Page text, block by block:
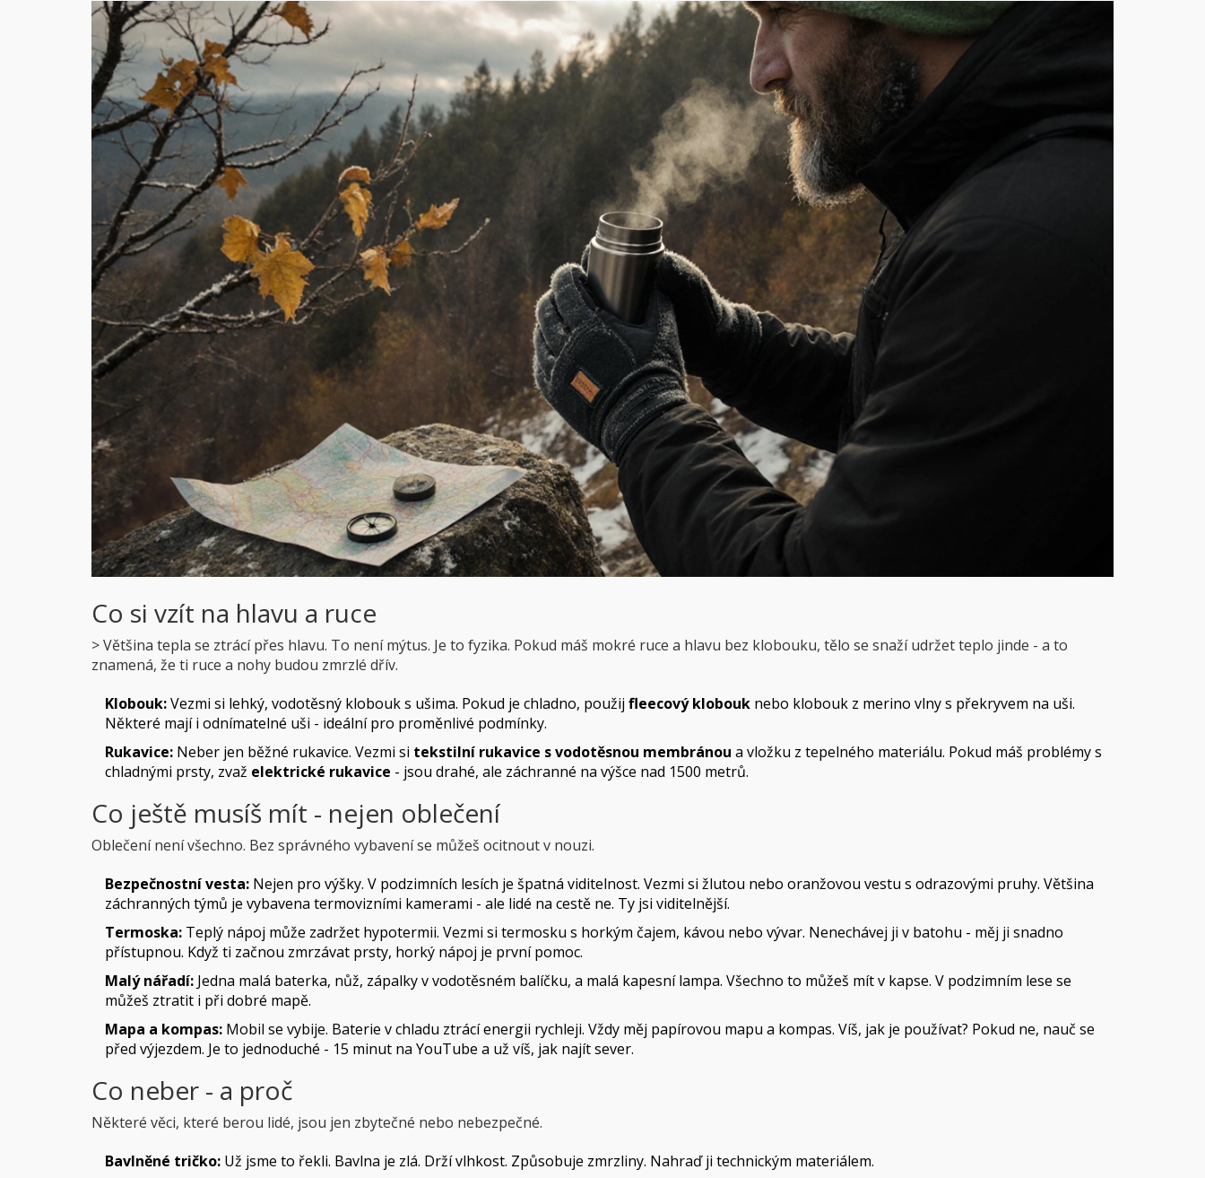
Co si vzít na hlavu a ruce
> Většina tepla se ztrácí přes hlavu. To není mýtus. Je to fyzika. Pokud máš mokré ruce a hlavu bez klobouku, tělo se snaží udržet teplo jinde - a to
znamená, že ti ruce a nohy budou zmrzlé dřív.
Klobouk:Vezmi si lehký, vodotěsný klobouk s ušima. Pokud je chladno, použij fleecový klobouk nebo klobouk z merino vlny s překryvem na uši.
Některé mají i odnímatelné uši - ideální pro proměnlivé podmínky.
Rukavice: Neber jen běžné rukavice. Vezmi si tekstilní rukavice s vodotěsnou membránou a vložku z tepelného materiálu. Pokud máš problémy s
chladnými prsty, zvaž elektrické rukavice - jsou drahé, ale záchranné na výšce nad 1500 metrů.
Co ještě musíš mít - nejen oblečení
Oblečení není všechno. Bez správného vybavení se můžeš ocitnout v nouzi.
Bezpečnostní vesta: Nejen pro výšky. V podzimních lesích je špatná viditelnost. Vezmi si žlutou nebo oranžovou vestu s odrazovými pruhy. Většina
záchranných týmů je vybavena termovizními kamerami - ale lidé na cestě ne. Ty jsi viditelnější.
Termoska: Teplý nápoj může zadržet hypotermii. Vezmi si termosku s horkým čajem, kávou nebo vývar. Nenechávej ji v batohu - měj ji snadno
přístupnou. Když ti začnou zmrzávat prsty, horký nápoj je první pomoc.
Malý nářadí: Jedna malá baterka, nůž, zápalky v vodotěsném balíčku, a malá kapesní lampa. Všechno to můžeš mít v kapse. V podzimním lese se
můžeš ztratit i při dobré mapě.
Mapa a kompas: Mobil se vybije. Baterie v chladu ztrácí energii rychleji. Vždy měj papírovou mapu a kompas. Víš, jak je používat? Pokud ne, nauč se
před výjezdem. Je to jednoduché - 15 minut na YouTube a už víš, jak najít sever.
Co neber - a proč
Některé věci, které berou lidé, jsou jen zbytečné nebo nebezpečné.
Bavlněné tričko: Už jsme to řekli. Bavlna je zlá. Drží vlhkost. Způsobuje zmrzliny. Nahraď ji technickým materiálem.